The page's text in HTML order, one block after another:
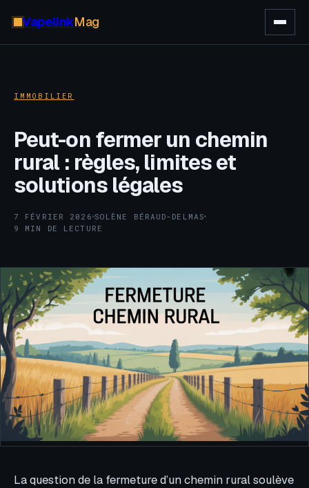
VapelinkMag
IMMOBILIER
Peut-on fermer un chemin
rural : règles, limites et
solutions légales
7 FÉVRIER 2026 ·
SOLÈNE BÉRAUD-DELMAS·
9 MIN DE LECTURE
La question de la fermeture d’un chemin rural soulève